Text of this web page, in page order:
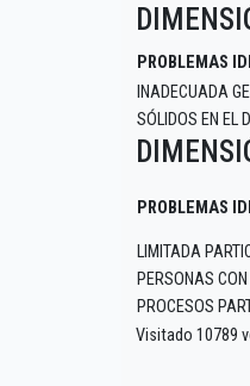
PROBLEMAS
INADECUADA
SÓLIDOS EN EL
PROBLEMAS
LIMITADA
PERSONAS
PROCESOS
Visitado 10789